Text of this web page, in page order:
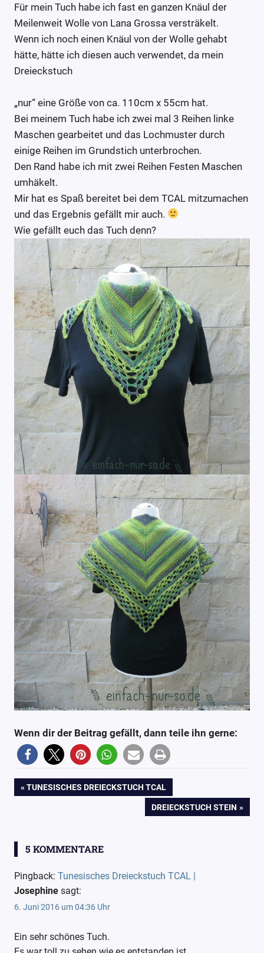
Für mein Tuch habe ich fast en ganzen Knäul der
Meilenweit Wolle von Lana Grossa versträkelt.
Wenn ich noch einen Knäul von der Wolle gehabt
hätte, hätte ich diesen auch verwendet, da mein
Dreieckstuch
„nur“ eine Größe von ca. 110cm x 55cm hat.
Bei meinem Tuch habe ich zwei mal 3 Reihen linke
Maschen gearbeitet und das Lochmuster durch
einige Reihen im Grundstich unterbrochen.
Den Rand habe ich mit zwei Reihen Festen Maschen
umhäkelt.
Mir hat es Spaß bereitet bei dem TCAL mitzumachen
und das Ergebnis gefällt mir auch.
Wie gefällt euch das Tuch denn?
Wenn dir der Beitrag gefällt, dann teile ihn gerne:
15
Blog
Lana
Grossa
TCAL
Häkeln
Beitragsnavigation
VORHERIGER
TUNESISCHES DREIECKSTUCH TCAL
NÄCHSTER
BEITRAG:
DREIECKSTUCH STEIN
5 KOMMENTARE
Pingback: Tunesisches Dreieckstuch TCAL |
Josephine sagt:
6. Juni 2016 um 04:36 Uhr
Ein sehr schönes Tuch.